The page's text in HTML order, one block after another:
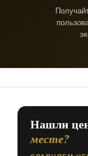
Нашли
месте?